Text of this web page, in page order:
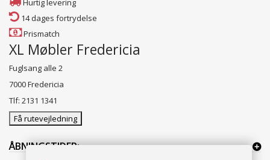
Hurtig levering
14 dages fortrydelse
Prismatch
XL Møbler Fredericia
Fuglsang alle 2
7000 Fredericia
Tlf: 2131 1341
Få rutevejledning
ÅBNINGSTIDER: